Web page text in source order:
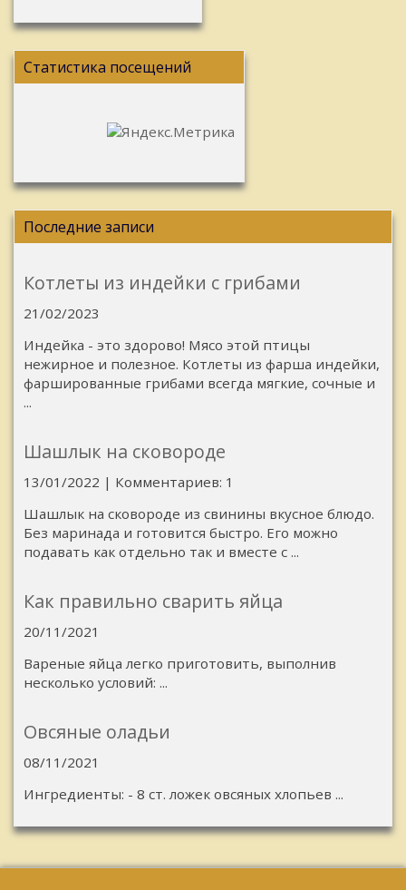
Статистика посещений
Последние записи
Котлеты из индейки с грибами
21/02/2023
Индейка - это здорово! Мясо этой птицы
нежирное и полезное. Котлеты из фарша индейки,
фаршированные грибами всегда мягкие, сочные и
...
Шашлык на сковороде
13/01/2022 | Комментариев: 1
Шашлык на сковороде из свинины вкусное блюдо.
Без маринада и готовится быстро. Его можно
подавать как отдельно так и вместе с ...
Как правильно сварить яйца
20/11/2021
Вареные яйца легко приготовить, выполнив
несколько условий: ...
Овсяные оладьи
08/11/2021
Ингредиенты: - 8 ст. ложек овсяных хлопьев ...